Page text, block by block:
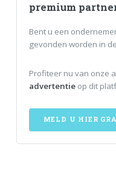
premium
Bent u een
gevonden worden in
Profiteer nu van onze
advertentieop dit
MELD U HIER